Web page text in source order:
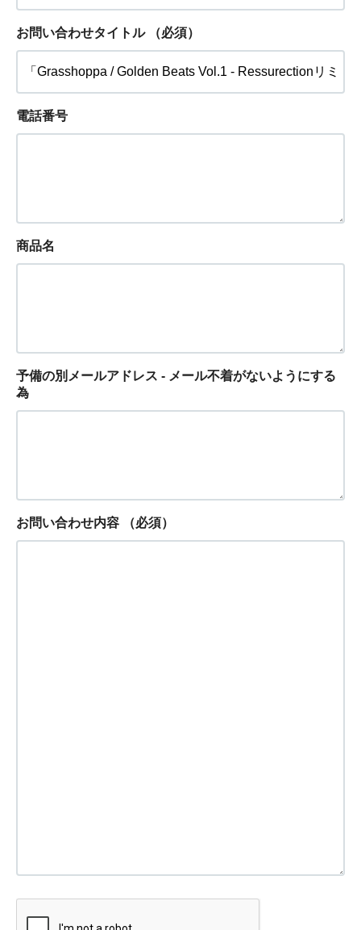
お問い合わせタイトル （必須）
電話番号
商品名
予備の別メールアドレス - メール不着がないようにする
為
お問い合わせ内容 （必須）